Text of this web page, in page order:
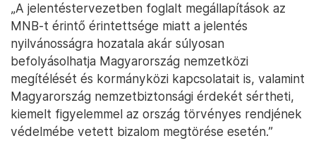
„A jelentéstervezetben foglalt megállapítások az
MNB-t érintő érintettsége miatt a jelentés
nyilvánosságra hozatala akár súlyosan
befolyásolhatja Magyarország nemzetközi
megítélését és kormányközi kapcsolatait is, valamint
Magyarország nemzetbiztonsági érdekét sértheti,
kiemelt figyelemmel az ország törvényes rendjének
védelmébe vetett bizalom megtörése esetén.”